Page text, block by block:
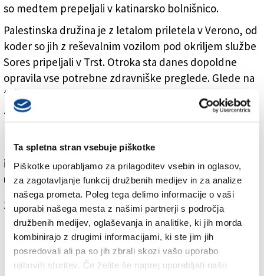
Ta spletna stran vsebuje piškotke
Piškotke uporabljamo za prilagoditev vsebin in oglasov,
za zagotavljanje funkcij družbenih medijev in za analize
našega prometa. Poleg tega delimo informacije o vaši
uporabi našega mesta z našimi partnerji s področja
družbenih medijev, oglaševanja in analitike, ki jih morda
kombinirajo z drugimi informacijami, ki ste jim jih
posredovali ali pa so jih zbrali skozi vašo uporabo
njihovih storitev. Če želite še naprej uporabljati našo
so medtem prepeljali v katinarsko bolnišnico.
Palestinska družina je z letalom priletela v Verono, od
koder so jih z reševalnim vozilom pod okriljem službe
Sores pripeljali v Trst. Otroka sta danes dopoldne
opravila vse potrebne zdravniške preglede. Glede na
težke razmere, iz katerih prihajata, je njuno
zdravstveno stanje na splošno ocenjeno kot dobro.
napade na Gazo. Vojaki prodirajo vse globlje v mesto
in so več sto tisoč Palestincem ukazali, naj se
umaknejo stran.
Za branje in pisanje komentarjevje potrebna prijava